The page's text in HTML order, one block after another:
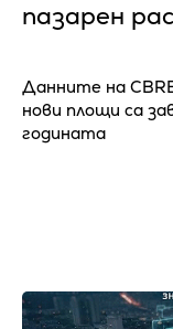
пазарен
Данните на
нови площи са
годината